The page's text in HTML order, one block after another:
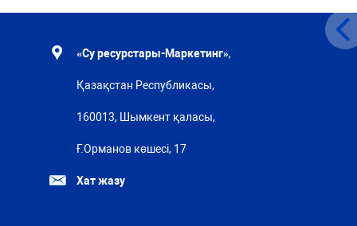
«Су ресурстары-Маркетинг»,
Қазақстан Республикасы,
160013, Шымкент қаласы,
Ғ.Орманов көшесі, 17
Хат жазу